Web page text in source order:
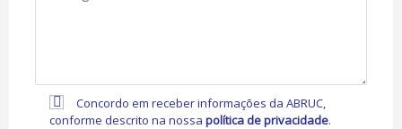
Concordo em receber informações da ABRUC,
conforme descrito na nossapolítica de privacidade.